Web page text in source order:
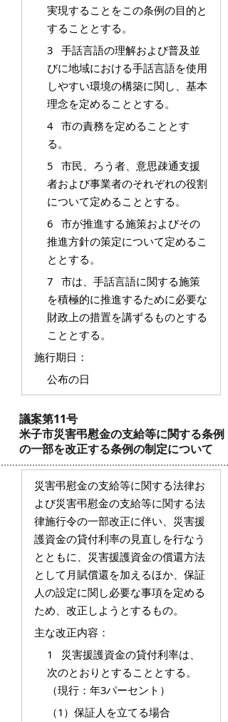
実現することをこの条例の目的と
することとする。
3 手話言語の理解および普及並
びに地域における手話言語を使用
しやすい環境の構築に関し、基本
理念を定めることとする。
4 市の責務を定めることとす
る。
5 市民、ろう者、意思疎通支援
者および事業者のそれぞれの役割
について定めることとする。
6 市が推進する施策およびその
推進方針の策定について定めるこ
ととする。
7 市は、手話言語に関する施策
を積極的に推進するために必要な
財政上の措置を講ずるものとする
こととする。
施行期日：
公布の日
議案第11号
米子市災害弔慰金の支給等に関する条例
の一部を改正する条例の制定について
災害弔慰金の支給等に関する法律お
よび災害弔慰金の支給等に関する法
律施行令の一部改正に伴い、災害援
護資金の貸付利率の見直しを行なう
とともに、災害援護資金の償還方法
として月賦償還を加えるほか、保証
人の設定に関し必要な事項を定める
ため、改正しようとするもの。
主な改正内容：
1 災害援護資金の貸付利率は、
次のとおりとすることとする。
（現行：年3パーセント）
（1）保証人を立てる場合